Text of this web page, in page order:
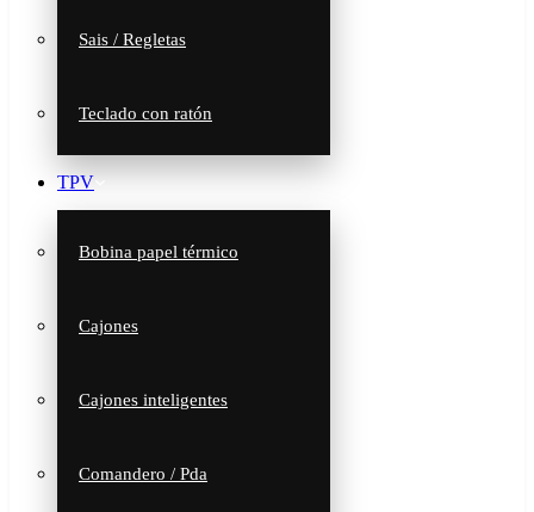
Sais / Regletas
Teclado con ratón
TPV
Bobina papel térmico
Cajones
Cajones inteligentes
Comandero / Pda